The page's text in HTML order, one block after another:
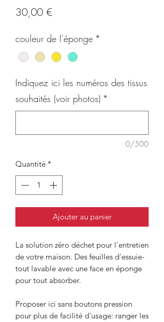
30,00 €Prix
couleur de l'éponge *
Indiquez ici les numéros des tissus
souhaités (voir photos) *
0/500
Quantité *
Ajouter au panier
La solution zéro déchet pour l'entretien
de votre maison. Des feuilles d'essuie-
tout lavable avec une face en éponge
pour tout absorber.
Proposer ici sans boutons pression
pour plus de facilité d'usage: ranger les